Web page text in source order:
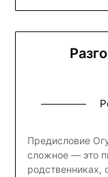
Предисловие
сложное — это
родственниках,